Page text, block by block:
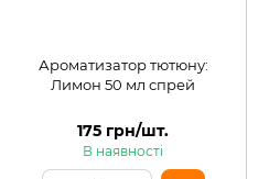
Ароматизатор тютюну:
Лимон 50 мл спрей
175 грн/шт.
В наявності